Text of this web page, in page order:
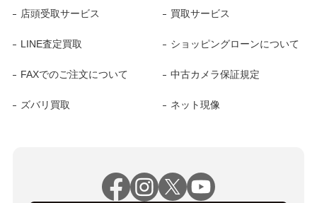
店頭受取サービス 買取サービス
LINE査定買取 ショッピングローンについて
FAXでのご注文について 中古カメラ保証規定
ズバリ買取 ネット現像